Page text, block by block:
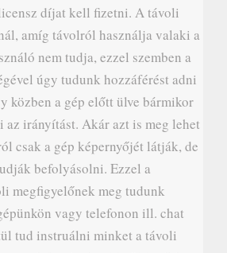
díjat kell fizetni. A távoli
amíg távolról használja valaki a
nem tudja, ezzel szemben a
úgy tudunk hozzáférést adni
közben a gép előtt ülve bármikor
irányítást. Akár azt is meg lehet
csak a gép képernyőjét látják, de
befolyásolni. Ezzel a
megfigyelőnek meg tudunk
vagy telefonon ill. chat
tud instruálni minket a távoli